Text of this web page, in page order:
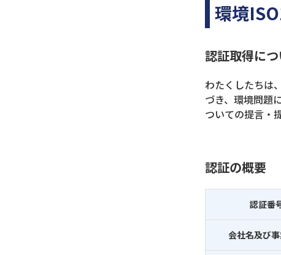
環境
認証取得につ
わたくしたちは
づき、環境問題
ついての提言・
認証の概要
認証番
会社名及び